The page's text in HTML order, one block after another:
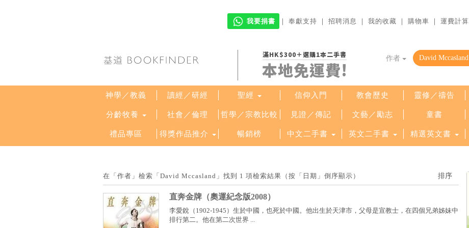
我要捐書 ｜ 奉獻支持 ｜ 招聘消息 ｜ 我的收藏 ｜ 購物車 ｜ 運費計算
滿HK$300＋選購1本二手書
本地免運費!
作者
神學／教義 讀經／研經 聖經 信仰入門 教會歷史 靈修／禱告
分齡牧養 社會／倫理 哲學／宗教比較 見證／傳記 文藝／勵志 童書
禮品專區 得獎作品推介 暢銷榜 中文二手書 英文二手書 精選英文書
在「作者」檢索「David Mccasland」找到 1 項檢索結果（按「日期」倒序顯示）
直奔金牌（奧運紀念版2008）
李愛銳（1902-1945）生於中國，也死於中國。他出生於天津市，父母是宣教士，在四個兄弟姊妹中
排行第二。他在第二次世界 ...